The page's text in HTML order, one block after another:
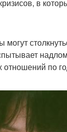
в
могут
по